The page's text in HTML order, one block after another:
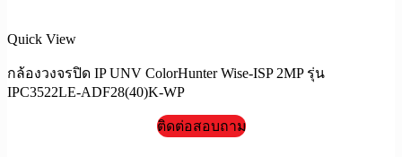
Quick View
กล้องวงจรปิด IP UNV ColorHunter Wise-ISP 2MP รุ่น
IPC3522LE-ADF28(40)K-WP
ติดต่อสอบถาม